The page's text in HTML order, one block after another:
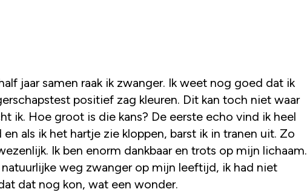
jaar samen raak ik zwanger. Ik weet nog goed dat ik
positief zag kleuren. Dit kan toch niet waar
ik. Hoe groot is die kans? De eerste echo vind ik heel
en als ik het hartje zie kloppen, barst ik in tranen uit. Zo
Ik ben enorm dankbaar en trots op mijn lichaam.
natuurlijke weg zwanger op mijn leeftijd, ik had niet
dat nog kon, wat een wonder.